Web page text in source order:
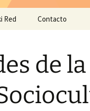
Red Contacto
de